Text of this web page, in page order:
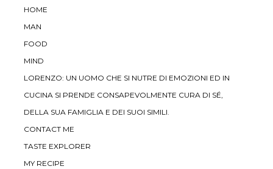
HOME
MAN
FOOD
MIND
LORENZO: UN UOMO CHE SI NUTRE DI EMOZIONI ED IN
CUCINA SI PRENDE CONSAPEVOLMENTE CURA DI SÉ,
DELLA SUA FAMIGLIA E DEI SUOI SIMILI.
CONTACT ME
TASTE EXPLORER
MY RECIPE